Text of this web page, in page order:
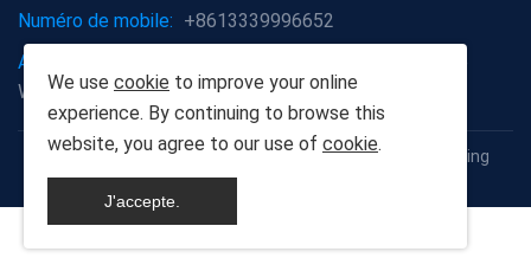
Numéro de mobile: +8613339996652
Adresse de l'entreprise:
Wuhan, province du Hubei
Copyright © 2012-2025 Wuhan Populus euphratica Building
Materials Co., Ltd
We use cookie to improve your online
experience. By continuing to browse this
website, you agree to our use of cookie.
J'accepte.